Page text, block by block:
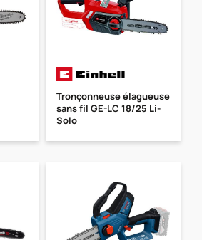
Tronçonneuse élagueuse
sans fil GE-LC 18/25 Li-
Solo